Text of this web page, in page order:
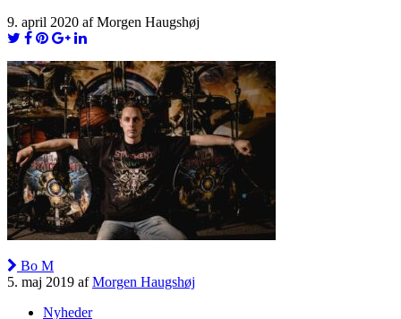
9. april 2020 af Morgen Haugshøj
Bo M
5. maj 2019 afMorgen Haugshøj
Nyheder